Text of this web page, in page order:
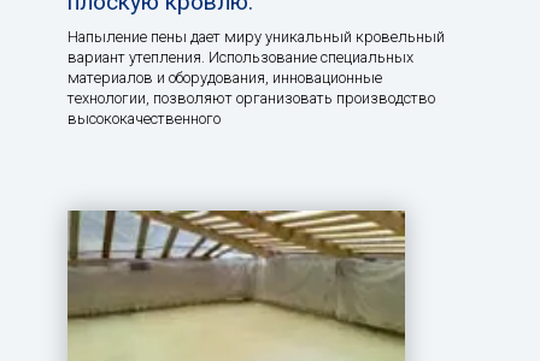
Напыление пены дает миру уникальный кровельный
вариант утепления. Использование специальных
материалов и оборудования, инновационные
технологии, позволяют организовать производство
высококачественного